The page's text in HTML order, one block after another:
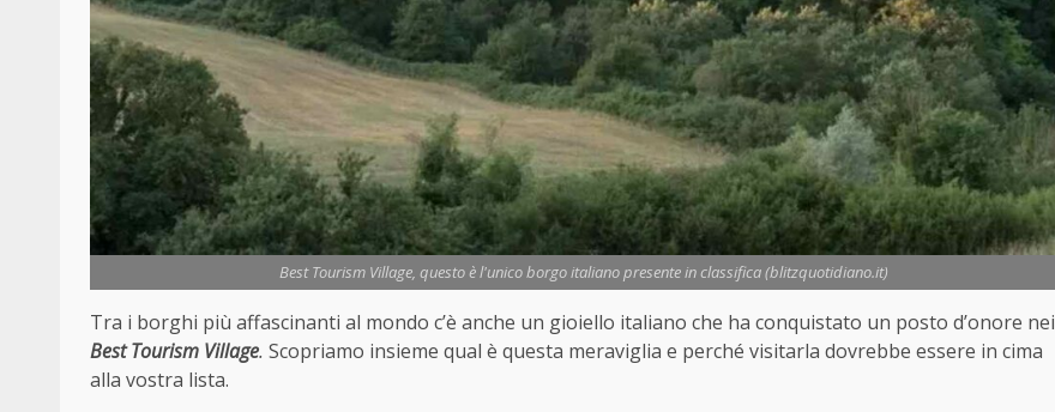
Best Tourism Village, questo è l'unico borgo italiano presente in classifica (blitzquotidiano.it)
Tra i borghi più affascinanti al mondo c’è anche un gioiello italiano che ha conquistato un posto d’onore nei
Best Tourism Village. Scopriamo insieme qual è questa meraviglia e perché visitarla dovrebbe essere in cima
alla vostra lista.